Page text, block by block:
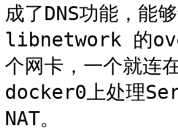
成了DNS功能，能
libnetwork 的
个网卡，一个就
docker0上处理
NAT。